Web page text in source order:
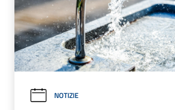
NOTIZIE